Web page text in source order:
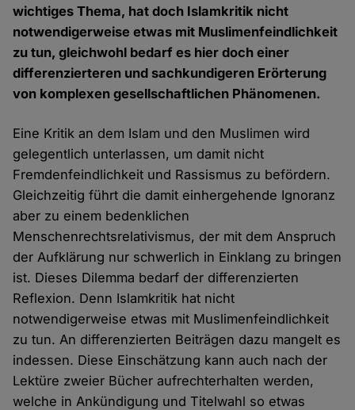
wichtiges Thema, hat doch Islamkritik nicht
notwendigerweise etwas mit Muslimenfeindlichkeit
zu tun, gleichwohl bedarf es hier doch einer
differenzierteren und sachkundigeren Erörterung
von komplexen gesellschaftlichen Phänomenen.
Eine Kritik an dem Islam und den Muslimen wird
gelegentlich unterlassen, um damit nicht
Fremdenfeindlichkeit und Rassismus zu befördern.
Gleichzeitig führt die damit einhergehende Ignoranz
aber zu einem bedenklichen
Menschenrechtsrelativismus, der mit dem Anspruch
der Aufklärung nur schwerlich in Einklang zu bringen
ist. Dieses Dilemma bedarf der differenzierten
Reflexion. Denn Islamkritik hat nicht
notwendigerweise etwas mit Muslimenfeindlichkeit
zu tun. An differenzierten Beiträgen dazu mangelt es
indessen. Diese Einschätzung kann auch nach der
Lektüre zweier Bücher aufrechterhalten werden,
welche in Ankündigung und Titelwahl so etwas